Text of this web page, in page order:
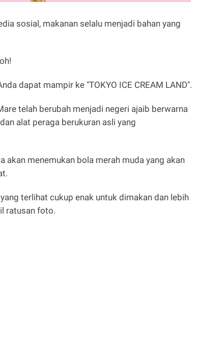
sosial, makanan selalu menjadi bahan yang
dapat mampir ke "TOKYO ICE CREAM LAND".
telah berubah menjadi negeri ajaib berwarna
alat peraga berukuran asli yang
akan menemukan bola merah muda yang akan
terlihat cukup enak untuk dimakan dan lebih
ratusan foto.